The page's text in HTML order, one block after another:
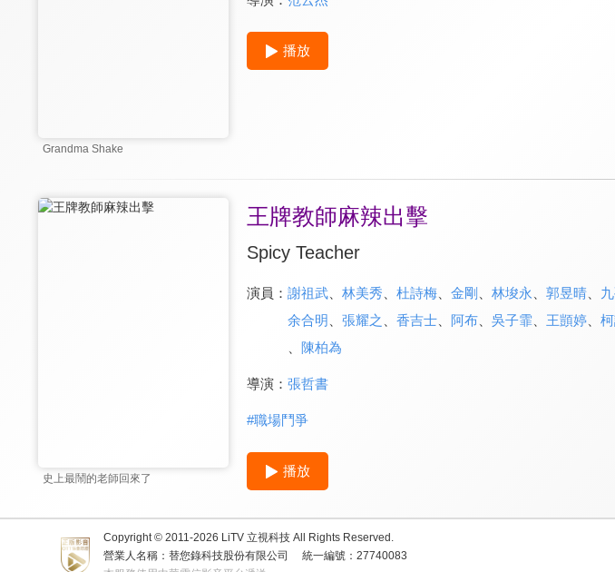
Grandma Shake
播放
史上最鬧的老師回來了
王牌教師麻辣出擊
Spicy Teacher
演員： 謝祖武、 林美秀 杜詩梅、 金剛 林埈永 郭昱晴、
余合明
張耀之 香吉士、 阿布、 吳子霏 王顗婷、
陳柏為
導演： 張哲書
#職場鬥爭
播放
Copyright © 2011-2026 LiTV 立視科技 All Rights Reserved.
營業人名稱：替您錄科技股份有限公司
統一編號：27740083